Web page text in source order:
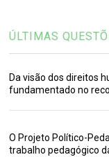
ÚLTIMAS
Da visão dos direitos
fundamentado no
O Projeto Político-
trabalho pedagógico